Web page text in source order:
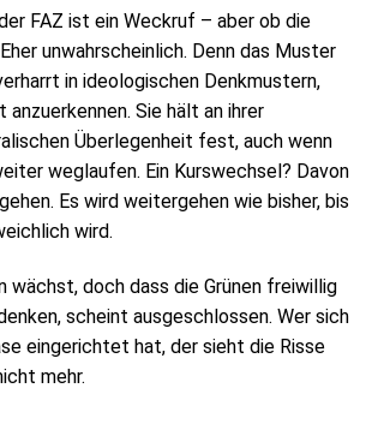
FAZ ist ein Weckruf – aber ob die
unwahrscheinlich. Denn das Muster
in ideologischen Denkmustern,
anzuerkennen. Sie hält an ihrer
Überlegenheit fest, auch wenn
weglaufen. Ein Kurswechsel? Davon
Es wird weitergehen wie bisher, bis
wird.
wächst, doch dass die Grünen freiwillig
scheint ausgeschlossen. Wer sich
eingerichtet hat, der sieht die Risse
mehr.